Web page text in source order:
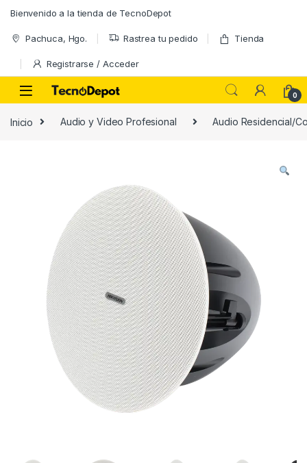
Bienvenido a la tienda de TecnoDepot
Pachuca, Hgo. Rastrea tu pedido Tienda
Registrarse / Acceder
0
Inicio Audio y Video Profesional Audio Residencial/